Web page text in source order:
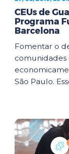
CEUs de
Programa
Barcelona
Fomentar o
comunidades
São Paulo.